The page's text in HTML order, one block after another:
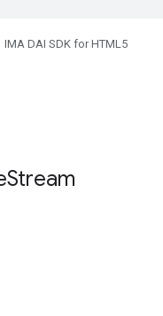
IMA DAI SDK for HTML5
Stream